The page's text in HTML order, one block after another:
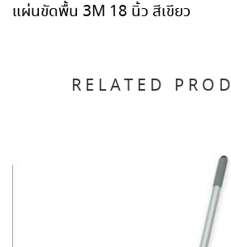
แผ่นขัดพื้น 3M 18 นิ้ว สีเขียว
RELATED